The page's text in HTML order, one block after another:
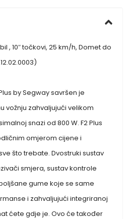
, 10″ točkovi, 25 km/h, Domet do
by Segway savršen je
vožnju zahvaljujući velikom
snazi od 800 W. F2 Plus
omjerom cijene i
što trebate. Dvostruki sustav
smjera, sustav kontrole
gume koje se same
i zahvaljujući integriranoj
ćete gdje je. Ovo će također